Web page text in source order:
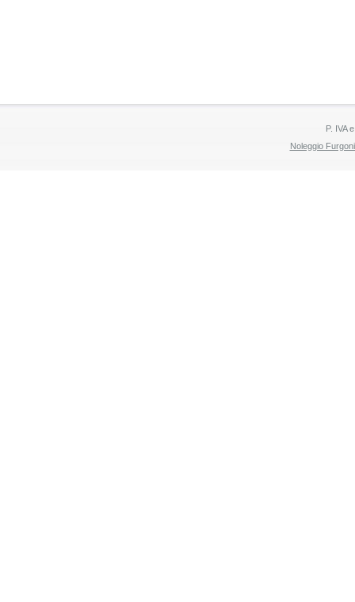
P. IVA
Noleggio